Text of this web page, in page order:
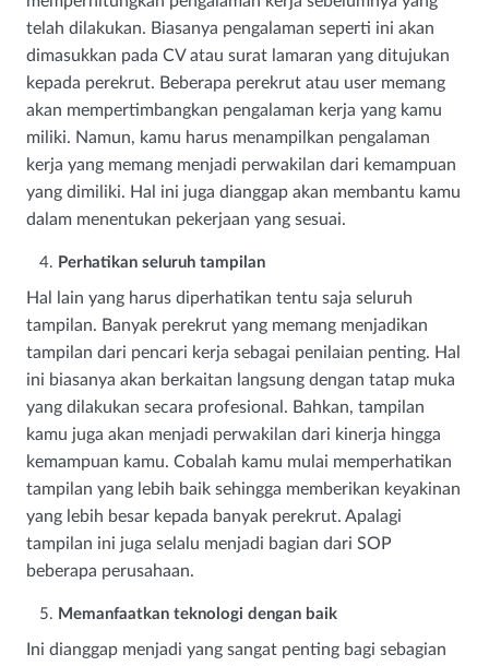
telah dilakukan. Biasanya pengalaman seperti ini akan
dimasukkan pada CV atau surat lamaran yang ditujukan
kepada perekrut. Beberapa perekrut atau user memang
akan mempertimbangkan pengalaman kerja yang kamu
miliki. Namun, kamu harus menampilkan pengalaman
kerja yang memang menjadi perwakilan dari kemampuan
yang dimiliki. Hal ini juga dianggap akan membantu kamu
dalam menentukan pekerjaan yang sesuai.
Perhatikan seluruh tampilan
Hal lain yang harus diperhatikan tentu saja seluruh
tampilan. Banyak perekrut yang memang menjadikan
tampilan dari pencari kerja sebagai penilaian penting. Hal
ini biasanya akan berkaitan langsung dengan tatap muka
yang dilakukan secara profesional. Bahkan, tampilan
kamu juga akan menjadi perwakilan dari kinerja hingga
kemampuan kamu. Cobalah kamu mulai memperhatikan
tampilan yang lebih baik sehingga memberikan keyakinan
yang lebih besar kepada banyak perekrut. Apalagi
tampilan ini juga selalu menjadi bagian dari SOP
beberapa perusahaan.
Memanfaatkan teknologi dengan baik
Ini dianggap menjadi yang sangat penting bagi sebagian